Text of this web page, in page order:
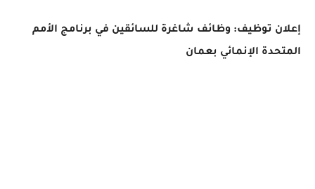
إعلان توظيف: وظائف شاغرة للسائقين في برنامج الأمم
المتحدة الإنمائي بعمان